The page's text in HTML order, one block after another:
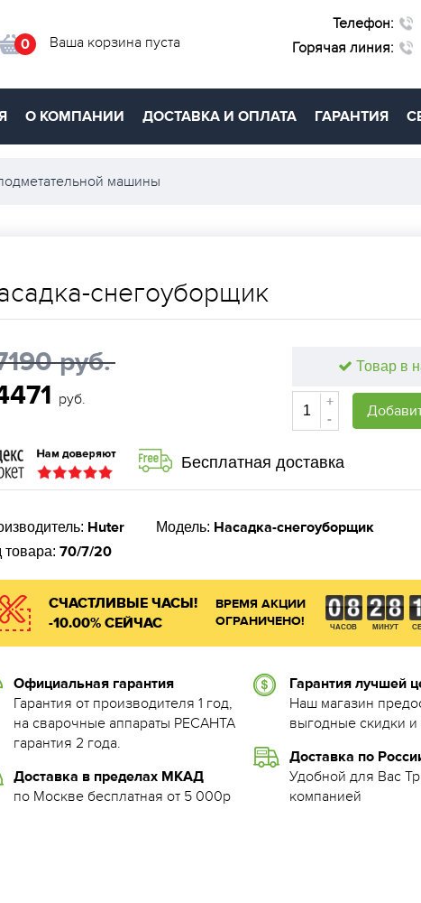
0 Ваша корзина пуста
Телефон:
Горячая линия:
О КОМПАНИИ ДОСТАВКА И ОПЛАТА ГАРАНТИЯ
машины
снегоуборщик
руб.
руб.
Товар в
+
-
Бесплатная доставка
Huter Модель: Насадка-снегоуборщик
товара: 70/7/20
СЧАСТЛИВЫЕ ЧАСЫ!
-10.00% СЕЙЧАС
ВРЕМЯ АКЦИИ
ОГРАНИЧЕНО!
ЧАСОВ МИНУТ
Официальная гарантия
Гарантия от производителя 1 год,
на сварочные аппараты РЕСАНТА
гарантия 2 года.
Доставка в пределах МКАД
по Москве бесплатная от 5 000р
Гарантия лучшей
Наш магазин
выгодные скидки и
Доставка по
Удобной для Вас
компанией